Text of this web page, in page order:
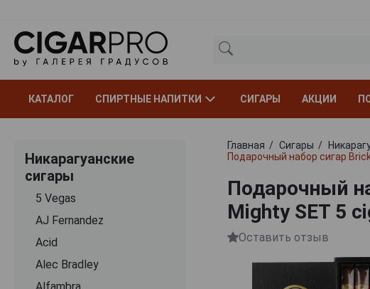
КАТАЛОГ СПИРТНЫЕ НАПИТКИ СИГАРЫ АКЦИИ
Никарагуанские
сигары
5 Vegas
AJ Fernandez
Acid
Alec Bradley
Главная Сигары
Подарочный набор сигар
Подарочный
Mighty SET 5
Оставить отзыв